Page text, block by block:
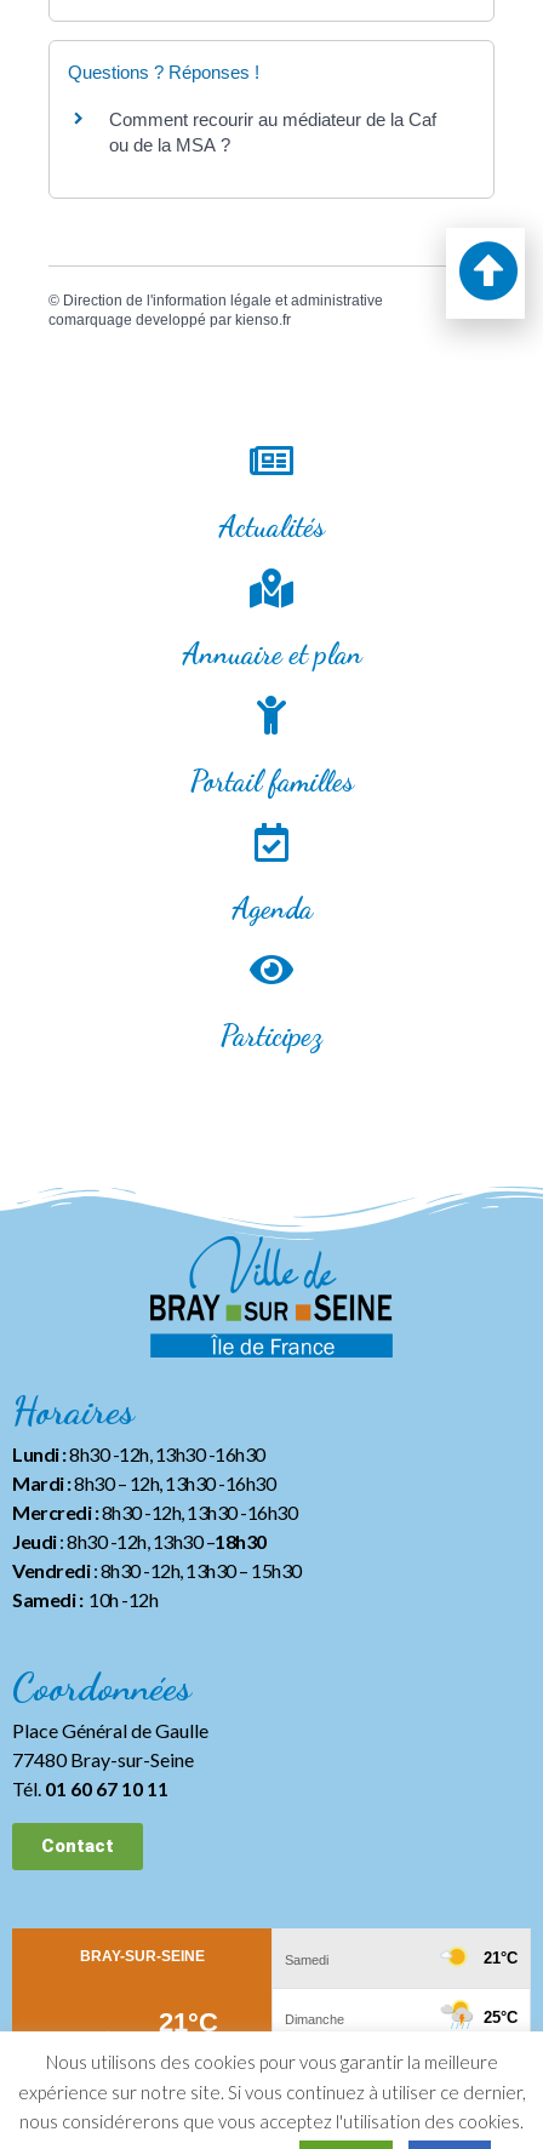
Questions ? Réponses !
Comment recourir au médiateur de la Caf
ou de la MSA ?
© Direction de l'information légale et administrative
comarquage developpé par kienso.fr
Actualités
Annuaire et plan
Portail familles
Agenda
Participez
Horaires
Lundi :8h30 -12h, 13h30 -16h30
Mardi :8h30 – 12h, 13h30 -16h30
Mercredi :8h30 -12h, 13h30 -16h30
Jeudi: 8h30 -12h, 13h30 –18h30
Vendredi: 8h30 -12h, 13h30– 15h30
Samedi :10h -12h
Coordonnées
Place Général de Gaulle
77480 Bray-sur-Seine
Tél. 01 60 67 10 11
Contact
Nous utilisons des cookies pour vous garantir la meilleure
expérience sur notre site. Si vous continuez à utiliser ce dernier,
nous considérerons que vous acceptez l'utilisation des cookies.